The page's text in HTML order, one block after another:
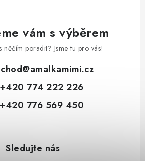
vám s výběrem
něčím poradit? Jsme tu pro vás!
@amalkamimi.cz
+420 774 222 226
+420 776 569 450